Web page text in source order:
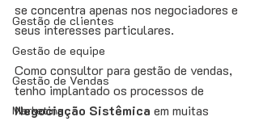
Gestão de clientes
Gestão de equipe
Gestão de Vendas
Marketing
se concentra apenas nos negociadores e
seus interesses particulares.
Como consultor para gestão de vendas,
tenho implantado os processos de
Negociação Sistêmica em muitas